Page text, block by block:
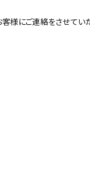
様にご連絡をさせてい